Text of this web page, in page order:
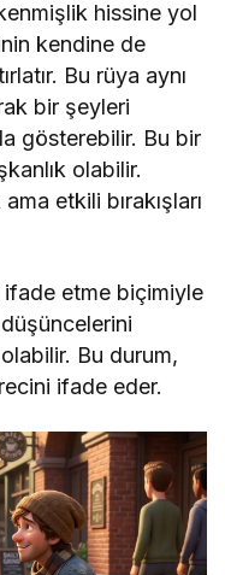
hissine yol
kendine de
Bu rüya aynı
bir şeyleri
gösterebilir. Bu bir
olabilir.
etkili bırakışları
ifade etme biçimiyle
Bu durum,
ifade eder.